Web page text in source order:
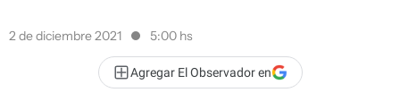
2 de diciembre 2021 5:00 hs
Agregar El Observador en